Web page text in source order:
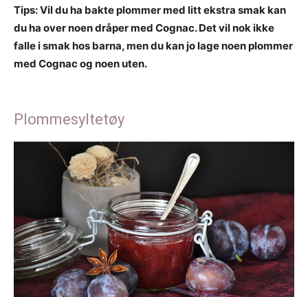
Tips: Vil du ha bakte plommer med litt ekstra smak kan
du ha over noen dråper med Cognac. Det vil nok ikke
falle i smak hos barna, men du kan jo lage noen plommer
med Cognac og noen uten.
Plommesyltetøy